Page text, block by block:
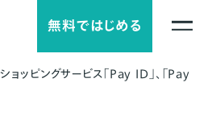
無料ではじめる
ッピングサービス「Pay ID」、「Pay ID